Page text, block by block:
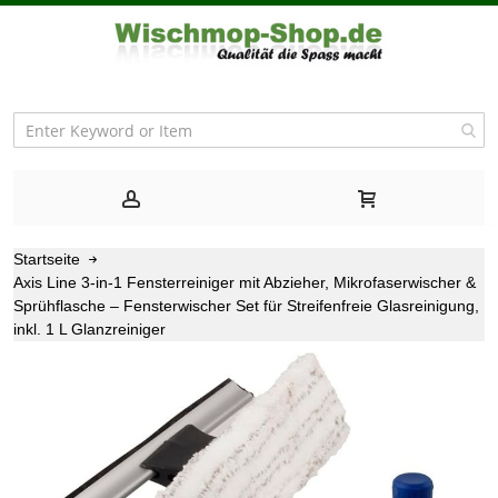
Startseite
Axis Line 3-in-1 Fensterreiniger mit Abzieher, Mikrofaserwischer &
Sprühflasche – Fensterwischer Set für Streifenfreie Glasreinigung,
inkl. 1 L Glanzreiniger